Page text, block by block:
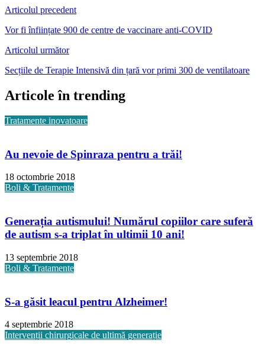
Articolul precedent
Vor fi înființate 900 de centre de vaccinare anti-COVID
Articolul următor
Secțiile de Terapie Intensivă din țară vor primi 300 de ventilatoare
Articole în trending
Tratamente inovatoare
Au nevoie de Spinraza pentru a trăi!
18 octombrie 2018
Boli & Tratamente
Generația autismului! Numărul copiilor care suferă
de autism s-a triplat în ultimii 10 ani!
13 septembrie 2018
Boli & Tratamente
S-a găsit leacul pentru Alzheimer!
4 septembrie 2018
Intervenții chirurgicale de ultimă generație